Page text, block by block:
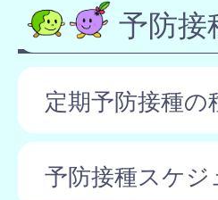
予防接
定期予防接種
予防接種スケ